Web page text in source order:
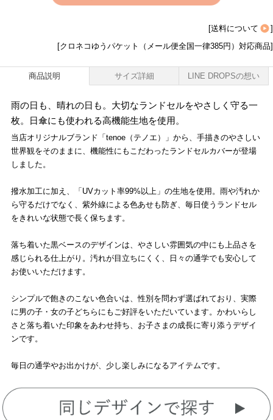
[送料について
]
[クロネコゆうパケット（メール便全国一律385円）対応商品]
商品説明 サイズ詳細 LINE DROPSの想い
雨の日も、晴れの日も。大切なランドセルをやさしく守る一
枚。日傘にも使われる高機能生地を使用。
当店オリジナルブランド「tenoe（テノエ）」から、手描きのやさしい
世界観をそのままに、機能性にもこだわったランドセルカバーが登場
しました。
撥水加工に加え、「UVカット率99%以上」の生地を使用。雨や汚れか
ら守るだけでなく、紫外線による色あせも防ぎ、毎日使うランドセル
をきれいな状態で長く保ちます。
落ち着いた黒ベースのデザインは、やさしい雰囲気の中にも上品さを
感じられる仕上がり。汚れが目立ちにくく、日々の通学でも安心して
お使いいただけます。
シンプルで飽きのこない色合いは、性別を問わず選ばれており、実際
に男の子・女の子どちらにもご好評をいただいています。かわいらし
さと落ち着いた印象をあわせ持ち、お子さまの成長に寄り添うデザイ
ンです。
毎日の通学やお出かけが、少し楽しみになるアイテムです。